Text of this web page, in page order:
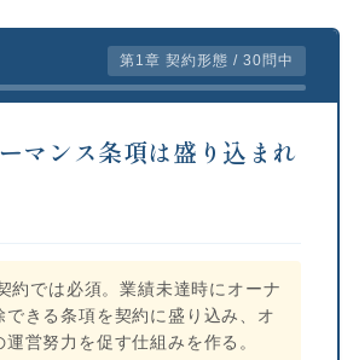
第1章 契約形態 / 30問中
マンス条項は盛り込まれ
約では必須。業績未達時にオーナ
できる条項を契約に盛り込み、オ
営努力を促す仕組みを作る。